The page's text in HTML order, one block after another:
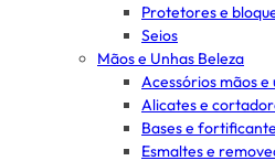
Protetores e
Seios
Mãos e Unhas Beleza
Acessórios mãos e
Alicates e
Bases e
Esmaltes e